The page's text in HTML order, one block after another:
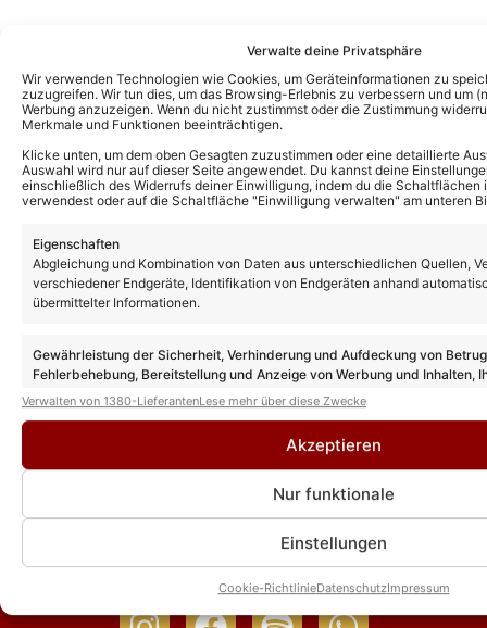
Verwalte deine Privatsphäre
Wir verwenden Technologien wie Cookies, um Geräteinformationen zu
zuzugreifen. Wir tun dies, um das Browsing-Erlebnis zu verbessern und um
Werbung anzuzeigen. Wenn du nicht zustimmst oder die Zustimmung
Merkmale und Funktionen beeinträchtigen.
Klicke unten, um dem oben Gesagten zuzustimmen oder eine detaillierte
Auswahl wird nur auf dieser Seite angewendet. Du kannst deine
einschließlich des Widerrufs deiner Einwilligung, indem du die
verwendest oder auf die Schaltfläche "Einwilligung verwalten" am unteren
Eigenschaften
Abgleichung und Kombination von Daten aus unterschiedlichen Quellen,
verschiedener Endgeräte, Identifikation von Endgeräten anhand
übermittelter Informationen.
Gewährleistung der Sicherheit, Verhinderung und Aufdeckung von
Fehlerbehebung, Bereitstellung und Anzeige von Werbung und Inhalten,
Entscheidungen zum Datenschutz speichern und übermitteln.
Verwalten von 1380-LieferantenLese mehr über diese Zwecke
Akzeptieren
Nur funktionale
Einstellungen
Cookie-RichtlinieDatenschutzImpressum
Das könnte Euch auch interessieren:
ZDF-Fernsehgarten: Quiz-Special ersetzt
nächste Ausgabe: Alle Gäste und wie ihr
schon früher schauen könnt
ZDF-Fernsehgarten Gäste nächste
ZDF-Fernsehgarten Gäste heute: Diese
ZDF-Fernsehgarten Gäste heute: Diese
Stars sind am 26.07.26 dabei